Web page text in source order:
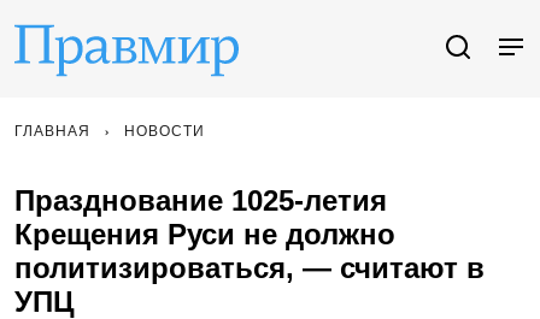
ГЛАВНАЯ НОВОСТИ
Празднование 1025-летия
Крещения Руси не должно
политизироваться, — считают в
УПЦ